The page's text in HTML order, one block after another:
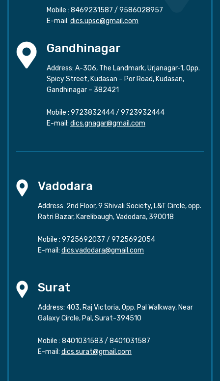
Mobile : 8469231587 / 9586028957
E-mail: dics.upsc@gmail.com
Gandhinagar
Address: A-306, The Landmark, Urjanagar-1, Opp.
Spicy Street, Kudasan – Por Road, Kudasan,
Gandhinagar – 382421
Mobile : 9723832444/ 9723932444
E-mail: dics.gnagar@gmail.com
Vadodara
Address: 2nd Floor, 9 Shivali Society, L&T Circle, opp.
Ratri Bazar, Karelibaugh, Vadodara, 390018
Mobile : 9725692037 / 9725692054
E-mail: dics.vadodara@gmail.com
Surat
Address: 403, Raj Victoria, Opp. Pal Walkway, Near
Galaxy Circle, Pal, Surat-394510
Mobile : 8401031583 / 8401031587
E-mail: dics.surat@gmail.com